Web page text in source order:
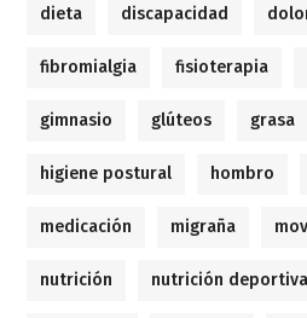
dieta discapacidad
fibromialgia fisioterapia
gimnasio glúteos grasa
higiene postural hombro
medicación migraña
nutrición nutrición deportiva